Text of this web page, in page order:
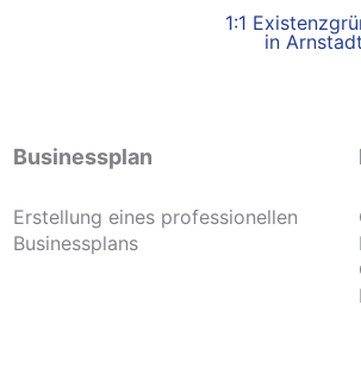
1:1
in
Businessplan
Erstellung eines professionellen
Businessplans